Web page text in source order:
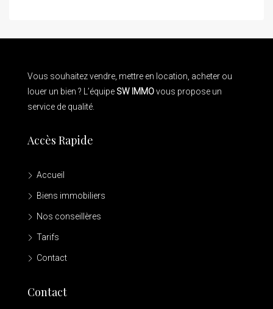
Vous souhaitez vendre, mettre en location, acheter ou
louer un bien ? L’équipe SW IMMOvous propose un
service de qualité.
Accès Rapide
Accueil
Biens immobiliers
Nos conseillères
Tarifs
Contact
Contact